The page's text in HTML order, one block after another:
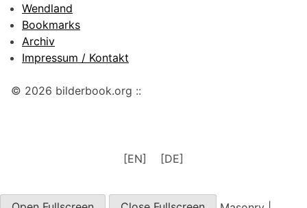
Wendland
Bookmarks
Archiv
Impressum / Kontakt
© 2026 bilderbook.org ::
[EN] [DE]